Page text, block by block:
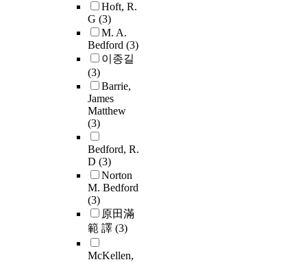
Hoft, R.
G (3)
M. A.
Bedford (3)
이종길
(3)
Barrie,
James
Matthew
(3)
Bedford, R.
D (3)
Norton
M. Bedford
(3)
原田滿
範 譯 (3)
McKellen,